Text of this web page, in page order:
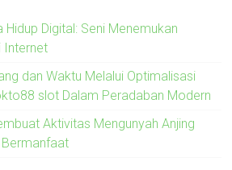
Hidup Digital: Seni Menemukan
Internet
dan Waktu Melalui Optimalisasi
slot Dalam Peradaban Modern
Aktivitas Mengunyah Anjing